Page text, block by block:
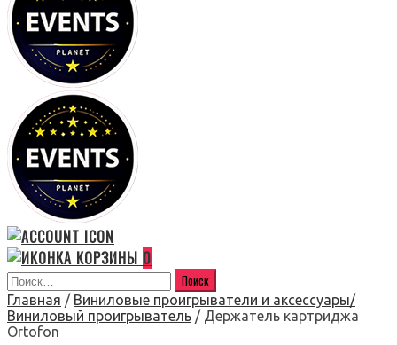
0
Главная / Виниловые проигрыватели и аксессуары/
Виниловый проигрыватель / Держатель картриджа
Ortofon